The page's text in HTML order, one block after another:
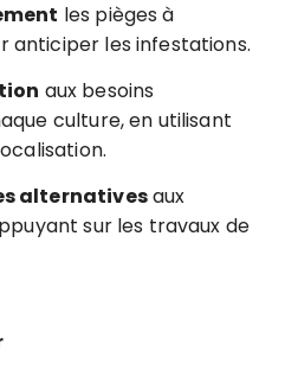
les pièges à
anticiper les infestations.
aux besoins
culture, en utilisant
alternativesaux
sur les travaux de